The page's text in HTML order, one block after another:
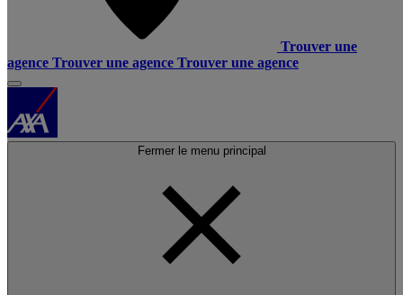
Trouver une
agence Trouver une agence Trouver une agence
Fermer le menu principal